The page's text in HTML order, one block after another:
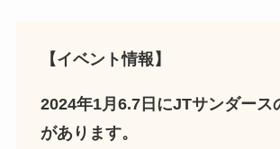
【イベント情報】
2024年1月6.7日にJTサンダース
があります。